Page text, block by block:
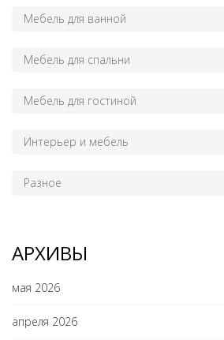
Мебель для ванной
Мебель для спальни
Мебель для гостиной
Интерьер и мебель
Разное
АРХИВЫ
мая 2026
апреля 2026